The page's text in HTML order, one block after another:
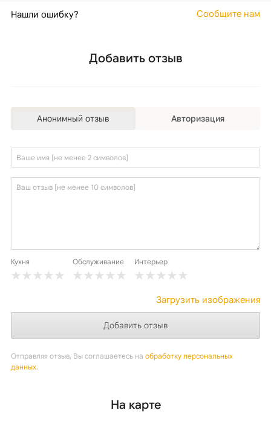
Нашли ошибку? Сообщите нам
Добавить отзыв
Анонимный отзыв Авторизация
Кухня Обслуживание Интерьер
Загрузить изображения
Отправляя отзыв, Вы соглашаетесь на обработку персональных
данных.
На карте